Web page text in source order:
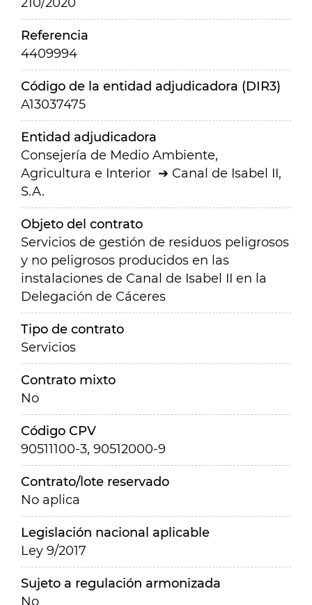
Referencia
4409994
Código de la entidad adjudicadora (DIR3)
A13037475
Entidad adjudicadora
Consejería de Medio Ambiente,
Agricultura e Interior
Canal de Isabel II,
S.A.
Objeto del contrato
Servicios de gestión de residuos peligrosos
y no peligrosos producidos en las
instalaciones de Canal de Isabel II en la
Delegación de Cáceres
Tipo de contrato
Servicios
Contrato mixto
No
Código CPV
90511100-3, 90512000-9
Contrato/lote reservado
No aplica
Legislación nacional aplicable
Ley 9/2017
Sujeto a regulación armonizada
No